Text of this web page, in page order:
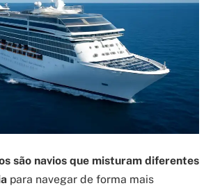
são navios que misturam diferentes
para navegar de forma mais